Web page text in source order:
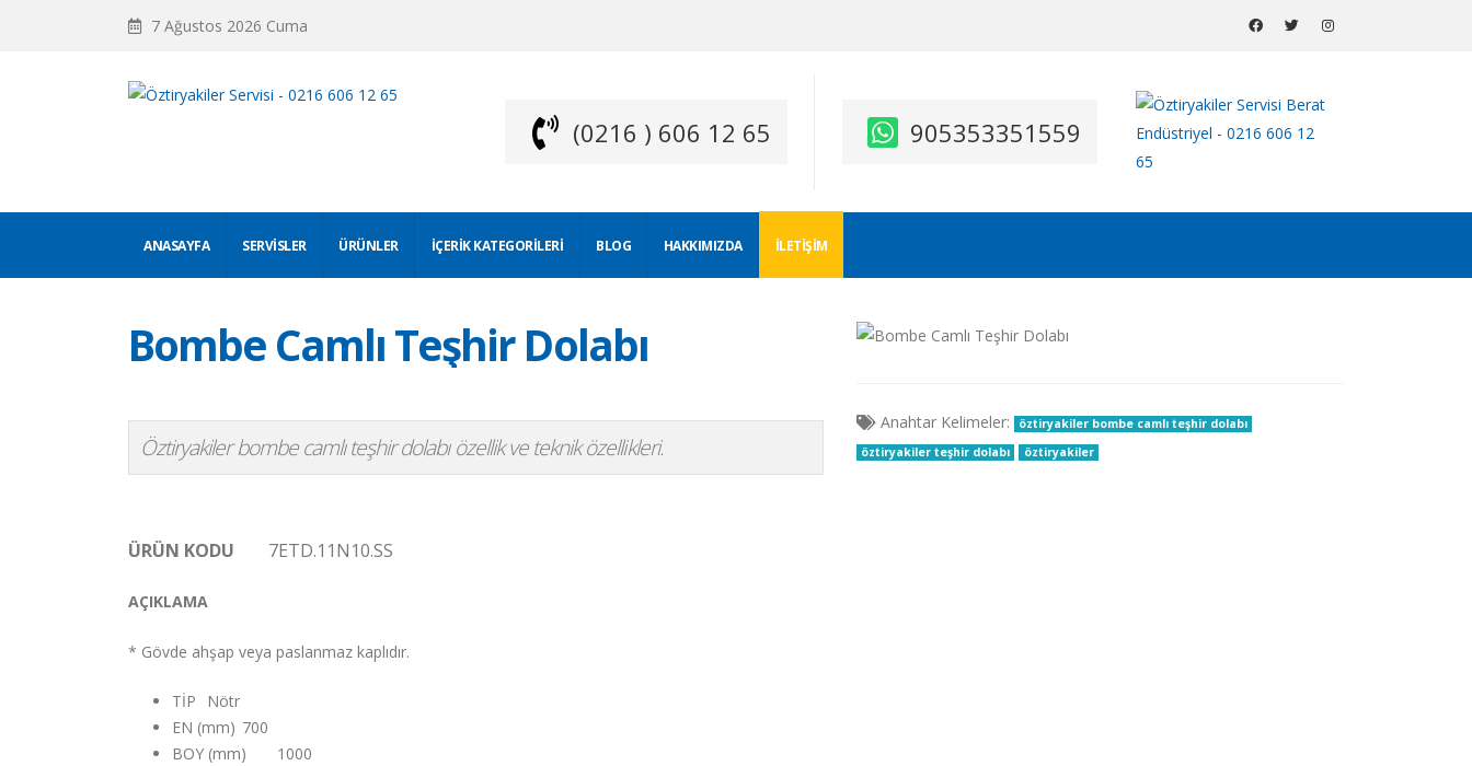
7 Ağustos 2026 Cuma
(0216 ) 606 12 65 905353351559
ANASAYFA SERVISLER ÜRÜNLER İÇERIK KATEGORILERI BLOG HAKKIMIZDA İLETIŞIM
Bombe Camlı Teşhir Dolabı
Öztiryakiler bombe camlı teşhir dolabı özellik ve teknik özellikleri.
ÜRÜN KODU 7ETD.11N10.SS
AÇIKLAMA
* Gövde ahşap veya paslanmaz kaplıdır.
TİP
Nötr
EN (mm) 700
BOY (mm)
1000
Anahtar Kelimeler:
öztiryakiler bombe camlı teşhir dolabı
öztiryakiler teşhir dolabı
öztiryakiler